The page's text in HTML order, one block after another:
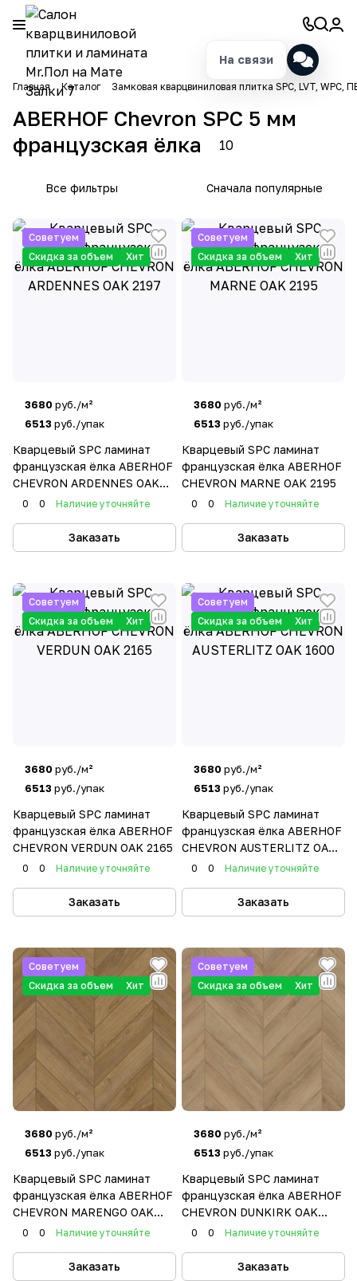
Главная Каталог Замковая кварцвиниловая плитка SPC, LVT, WPC,
ABERHOF Chevron SPC 5 мм
французская ёлка
10
Все фильтры Сначала популярные
Советуем
Скидка за объем
Хит
3680 руб./м²
6513 руб./упак
Кварцевый SPC ламинат
французская ёлка ABERHOF
CHEVRON ARDENNES OAK
2197
0 0 Наличие уточняйте
Заказать
Советуем
Скидка за объем
Хит
3680 руб./м²
6513 руб./упак
Кварцевый SPC ламинат
французская ёлка ABERHOF
CHEVRON MARNE OAK 2195
0 0 Наличие уточняйте
Заказать
Советуем
Скидка за объем
Хит
3680 руб./м²
6513 руб./упак
Кварцевый SPC ламинат
французская ёлка ABERHOF
CHEVRON VERDUN OAK 2165
0 0 Наличие уточняйте
Заказать
Советуем
Скидка за объем
Хит
3680 руб./м²
6513 руб./упак
Кварцевый SPC ламинат
французская ёлка ABERHOF
CHEVRON AUSTERLITZ OAK
1600
0 0 Наличие уточняйте
Заказать
Советуем
Скидка за объем
Хит
3680 руб./м²
6513 руб./упак
Кварцевый SPC ламинат
французская ёлка ABERHOF
CHEVRON MARENGO OAK
2196
0 0 Наличие уточняйте
Заказать
Советуем
Скидка за объем
Хит
3680 руб./м²
6513 руб./упак
Кварцевый SPC ламинат
французская ёлка ABERHOF
CHEVRON DUNKIRK OAK
8816
0 0 Наличие уточняйте
Заказать
На связи